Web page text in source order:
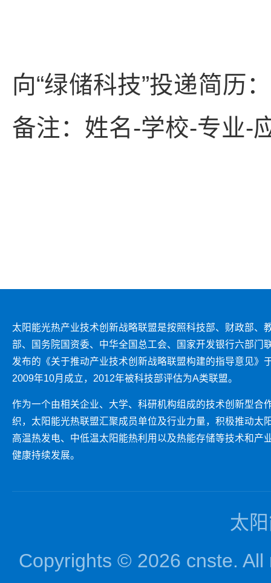
向“绿储科技”投递简历
备注：姓名-学校-专业-
太阳能光热产业技术创新战略联盟是按照科技部、财政部、
部、国务院国资委、中华全国总工会、国家开发银行六部门
发布的《关于推动产业技术创新战略联盟构建的指导意见》
2009年10月成立，2012年被科技部评估为A类联盟。
作为一个由相关企业、大学、科研机构组成的技术创新型合
织，太阳能光热联盟汇聚成员单位及行业力量，积极推动太
高温热发电、中低温太阳能热利用以及热能存储等技术和产
健康持续发展。
太
Copyrights © 2026 cnste. All